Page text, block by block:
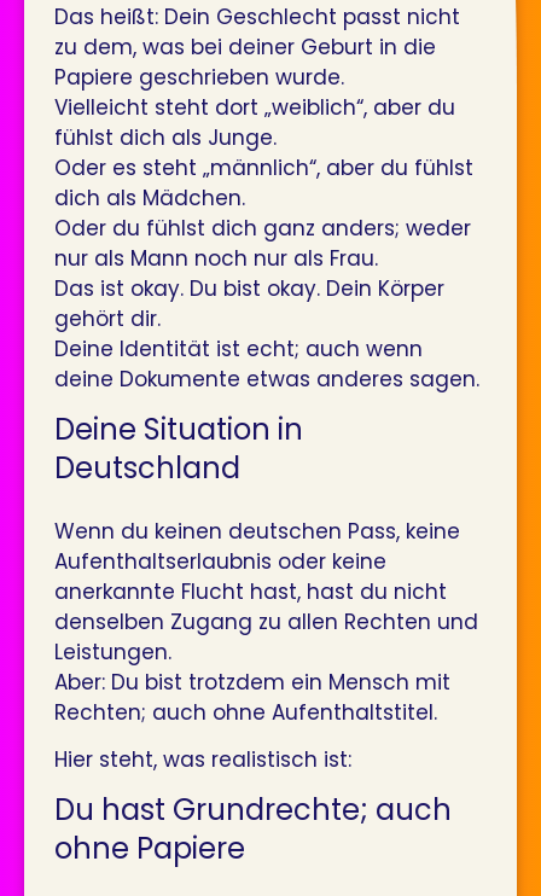
Das heißt: Dein Geschlecht passt nicht
zu dem, was bei deiner Geburt in die
Papiere geschrieben wurde.
Vielleicht steht dort „weiblich“, aber du
fühlst dich als Junge.
Oder es steht „männlich“, aber du fühlst
dich als Mädchen.
Oder du fühlst dich ganz anders; weder
nur als Mann noch nur als Frau.
Das ist okay. Du bist okay. Dein Körper
gehört dir.
Deine Identität ist echt; auch wenn
deine Dokumente etwas anderes sagen.
Deine Situation in
Deutschland
Wenn du keinen deutschen Pass, keine
Aufenthaltserlaubnis oder keine
anerkannte Flucht hast, hast du nicht
denselben Zugang zu allen Rechten und
Leistungen.
Aber: Du bist trotzdem ein Mensch mit
Rechten; auch ohne Aufenthaltstitel.
Hier steht, was realistisch ist:
Du hast Grundrechte; auch
ohne Papiere